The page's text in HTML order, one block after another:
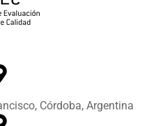
Córdoba, Argentina